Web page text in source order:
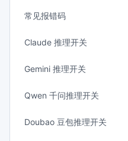
常见报错码
Claude 推理开关
Gemini 推理开关
Qwen 千问推理开关
Doubao 豆包推理开关